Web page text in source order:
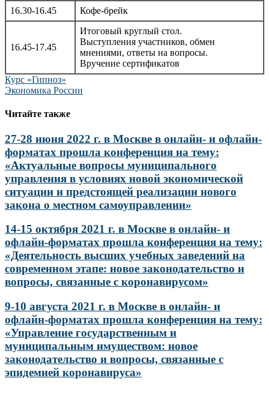
16.30-16.45
Кофе-брейк
16.45-17.45
Итоговый круглый стол.
Выступления участников, обмен
мнениями, ответы на вопросы.
Вручение сертификатов
Навигация
по
записям
Курс «Гипноз»
Экономика России
Читайте также
27-28 июня 2022 г. в Москве в онлайн- и офлайн-
форматах прошла конференция на тему:
«Актуальные вопросы муниципального
управления в условиях новой экономической
ситуации и предстоящей реализации нового
закона о местном самоуправлении»
14-15 октября 2021 г. в Москве в онлайн- и
офлайн-форматах прошла конференция на тему:
«Деятельность высших учебных заведений на
современном этапе: новое законодательство и
вопросы, связанные с коронавирусом»
9-10 августа 2021 г. в Москве в онлайн- и
офлайн-форматах прошла конференция на тему:
«Управление государственным и
муниципальным имуществом: новое
законодательство и вопросы, связанные с
эпидемией коронавируса»